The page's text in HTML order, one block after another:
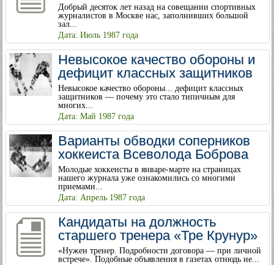
Добрый десяток лет назад на совещании спортивных
журналистов в Москве нас, заполнивших большой
зал...
Дата: Июль 1987 года
Невысокое качество обороны и
дефицит классных защитников
Невысокое качество обороны... дефицит классных
защитников — почему это стало типичным для
многих...
Дата: Май 1987 года
Варианты обводки соперников
хоккеиста Всеволода Боброва
Молодые хоккеисты в январе-марте на страницах
нашего журнала уже ознакомились со многими
приемами...
Дата: Апрель 1987 года
Кандидаты на должность
старшего тренера «Тре Крунур»
«Нужен тренер. Подробности договора — при личной
встрече». Подобные объявления в газетах отнюдь не...